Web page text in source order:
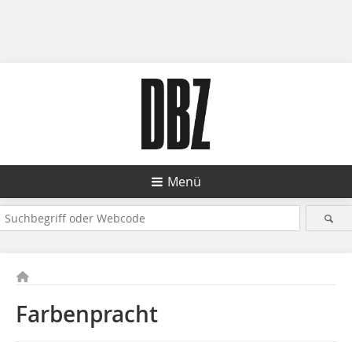
Menü
Farbenpracht